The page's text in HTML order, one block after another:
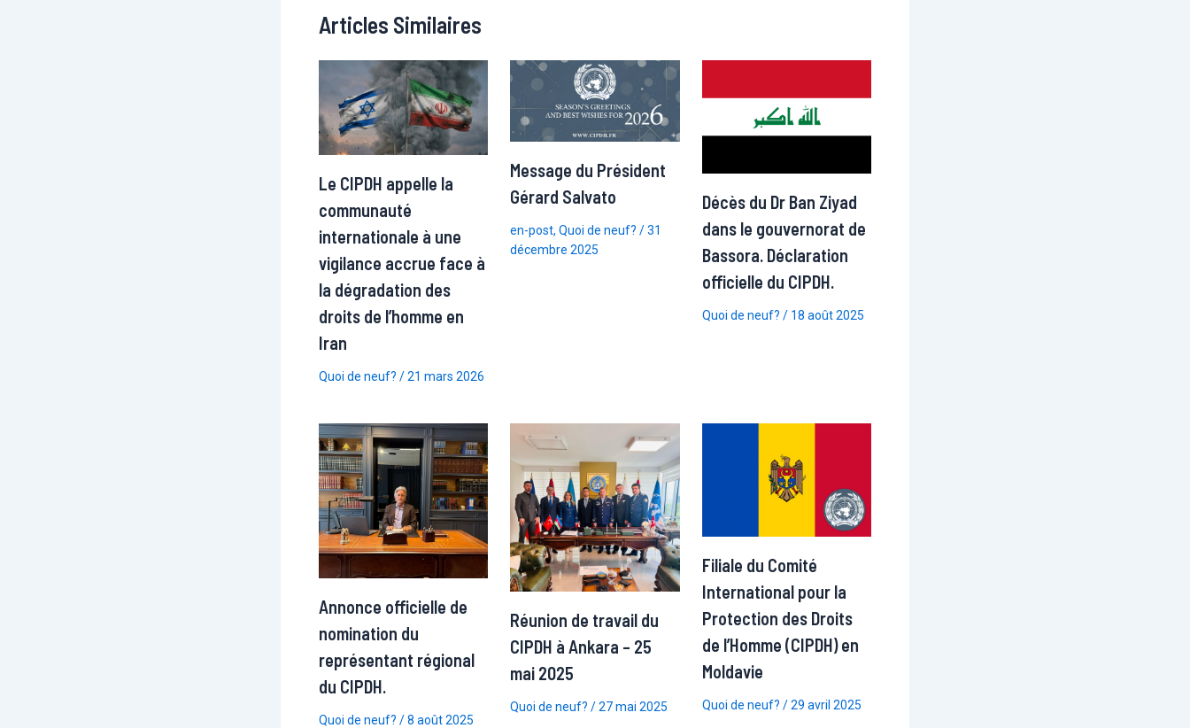
Articles Similaires
Le CIPDH appelle la
communauté
internationale à une
vigilance accrue face à
la dégradation des
droits de l’homme en
Iran
Quoi de neuf? /21 mars 2026
Message du Président
Gérard Salvato
en-post,Quoi de neuf? /31
décembre 2025
Décès du Dr Ban Ziyad
dans le gouvernorat de
Bassora. Déclaration
officielle du CIPDH.
Quoi de neuf? / 18 août 2025
Annonce officielle de
nomination du
représentant régional
du CIPDH.
Quoi de neuf? /8 août 2025
Réunion de travail du
CIPDH à Ankara – 25
mai 2025
Quoi de neuf? /27 mai 2025
Filiale du Comité
International pour la
Protection des Droits
de l’Homme (CIPDH) en
Moldavie
Quoi de neuf? /29 avril 2025